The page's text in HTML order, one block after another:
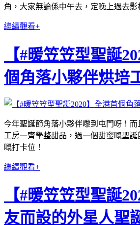
角，大家無論係中午去，定晚上過去影
繼續觀看+
【#暖笠笠型聖誕
個角落小夥伴烘培
今年聖誕節角落小夥伴嚟到屯門呀！
工房一齊學整甜品，過一個甜蜜嘅聖
嘅打卡位！
繼續觀看+
【#暖笠笠型聖誕
友而設的外星人聖